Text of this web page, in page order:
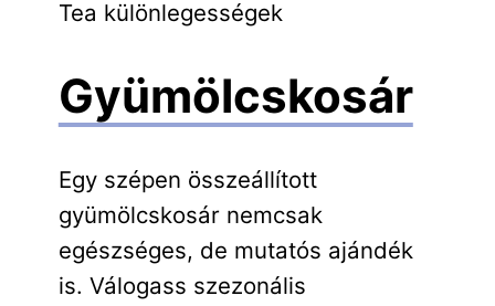
Tea különlegességek
Gyümölcskosár
Egy szépen összeállított
gyümölcskosár nemcsak
egészséges, de mutatós ajándék
is. Válogass szezonális